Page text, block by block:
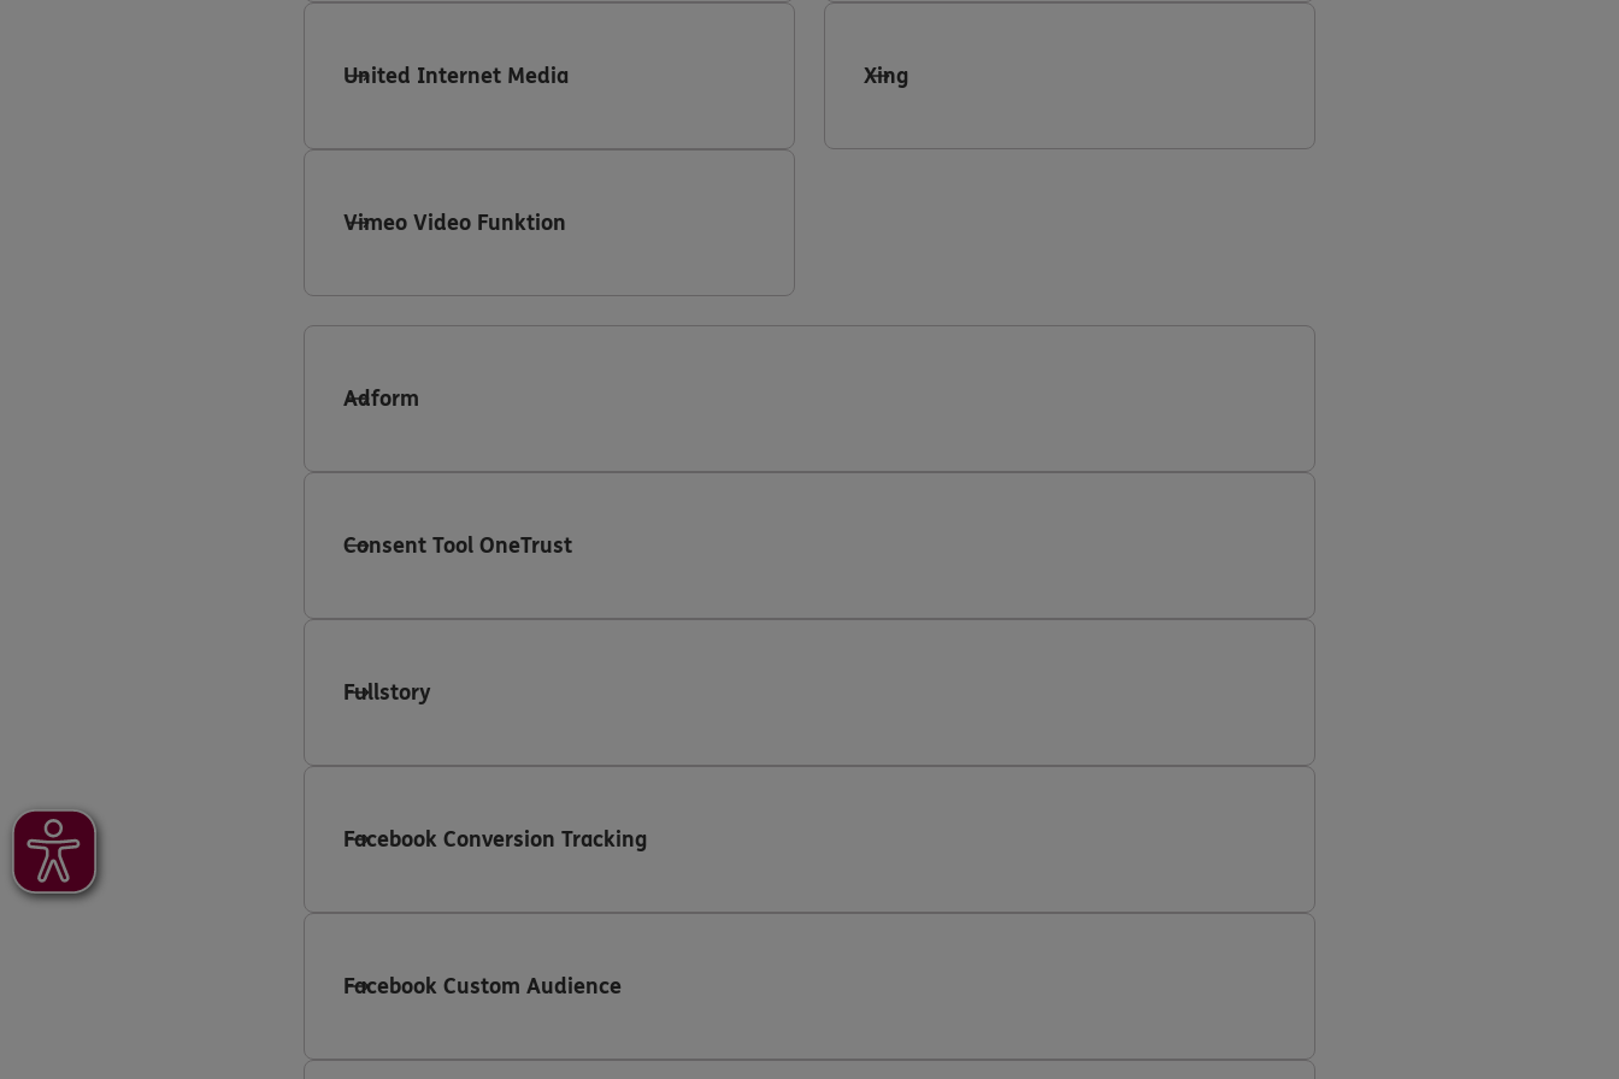
United Internet Media
Vimeo Video Funktion
Xing
Adform
Consent Tool OneTrust
Fullstory
Facebook Conversion Tracking
Facebook Custom Audience